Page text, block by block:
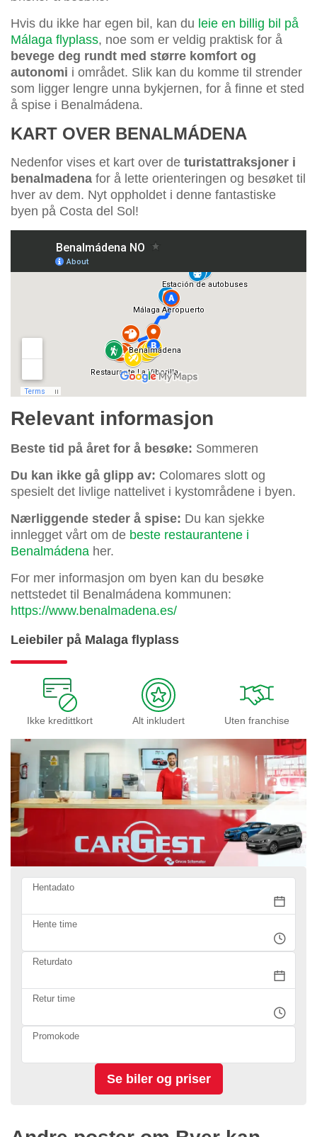
Hvis du ikke har egen bil, kan du leie en billig bil på
Málaga flyplass, noe som er veldig praktisk for å
bevege deg rundt med større komfort og
autonomi i området. Slik kan du komme til strender
som ligger lengre unna bykjernen, for å finne et sted
å spise i Benalmádena.
KART OVER BENALMÁDENA
Nedenfor vises et kart over de turistattraksjoner i
benalmadena for å lette orienteringen og besøket til
hver av dem. Nyt oppholdet i denne fantastiske
byen på Costa del Sol!
Relevant informasjon
Beste tid på året for å besøke: Sommeren
Du kan ikke gå glipp av: Colomares slott og
spesielt det livlige nattelivet i kystområdene i byen.
Nærliggende steder å spise: Du kan sjekke
innlegget vårt om de beste restaurantene i
Benalmádena her.
For mer informasjon om byen kan du besøke
nettstedet til Benalmádena kommunen:
https://www.benalmadena.es/
Leiebiler på Malaga flyplass
Ikke kredittkort Alt inkludert Uten franchise
Hentadato
Hente time
Returdato
Retur time
Promokode